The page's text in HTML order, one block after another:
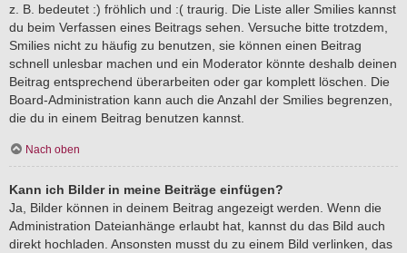
z. B. bedeutet :) fröhlich und :( traurig. Die Liste aller Smilies kannst
du beim Verfassen eines Beitrags sehen. Versuche bitte trotzdem,
Smilies nicht zu häufig zu benutzen, sie können einen Beitrag
schnell unlesbar machen und ein Moderator könnte deshalb deinen
Beitrag entsprechend überarbeiten oder gar komplett löschen. Die
Board-Administration kann auch die Anzahl der Smilies begrenzen,
die du in einem Beitrag benutzen kannst.
Nach oben
Kann ich Bilder in meine Beiträge einfügen?
Ja, Bilder können in deinem Beitrag angezeigt werden. Wenn die
Administration Dateianhänge erlaubt hat, kannst du das Bild auch
direkt hochladen. Ansonsten musst du zu einem Bild verlinken, das